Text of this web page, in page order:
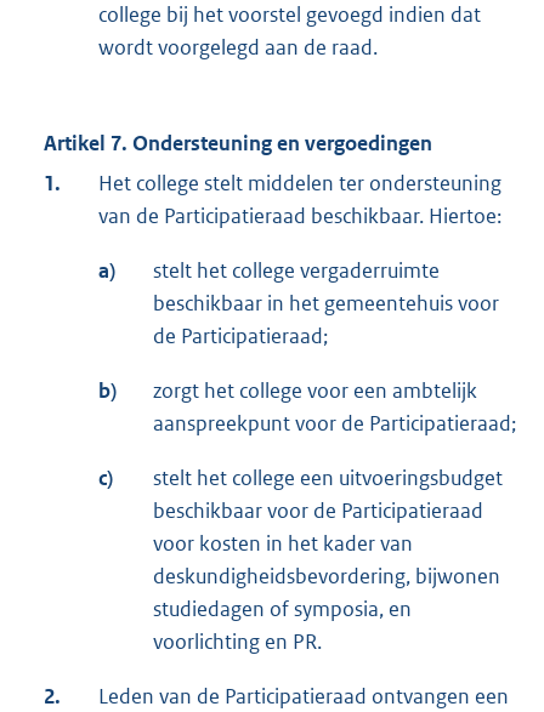
college bij het voorstel gevoegd indien dat
wordt voorgelegd aan de raad.
Artikel 7. Ondersteuning en vergoedingen
1.
Het college stelt middelen ter ondersteuning
van de Participatieraad beschikbaar. Hiertoe:
a)
stelt het college vergaderruimte
beschikbaar in het gemeentehuis voor
de Participatieraad;
b)
zorgt het college voor een ambtelijk
aanspreekpunt voor de Participatieraad;
c)
stelt het college een uitvoeringsbudget
beschikbaar voor de Participatieraad
voor kosten in het kader van
deskundigheidsbevordering, bijwonen
studiedagen of symposia, en
voorlichting en PR.
2.
Leden van de Participatieraad ontvangen een